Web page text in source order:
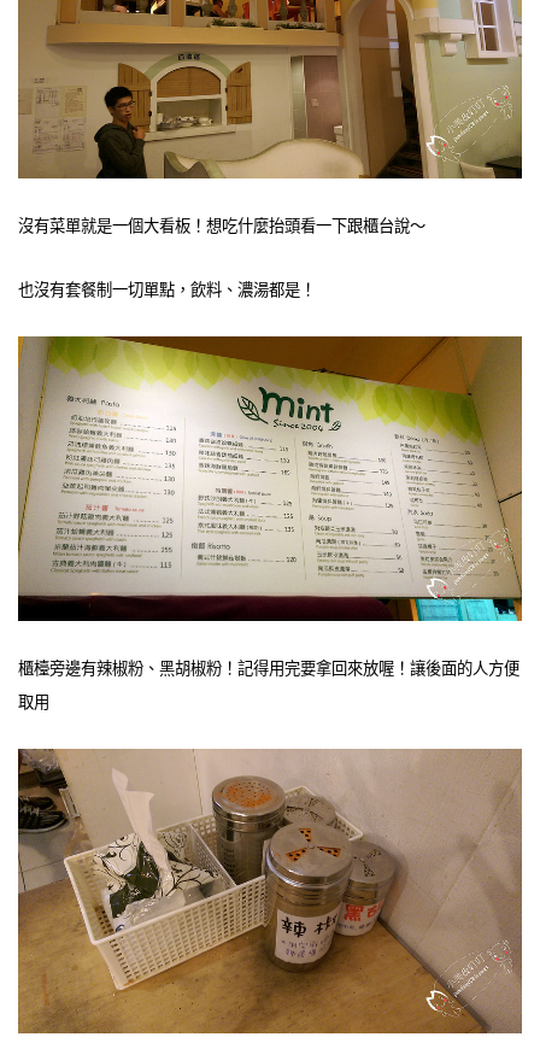
沒有菜單就是一個大看板！想吃什麼抬頭看一下跟櫃台說～
也沒有套餐制一切單點，飲料、濃湯都是！
櫃檯旁邊有辣椒粉、黑胡椒粉！記得用完要拿回來放喔！讓後面的人方便
取用